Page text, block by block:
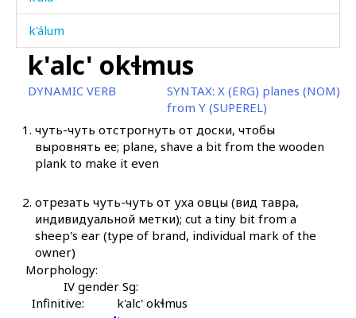
k'álum
k'álum bárči
k'án χirtːu
k'ánarakdu
k'ánnarak
k'ánχir
k'ápːuˤs
k'árk'i
k'ásːan as
k'alc' okɬmus
DYNAMIC VERB SYNTAX: X (ERG) planes (NOM)
from Y (SUPEREL)
1. чуть-чуть отстрогнуть от доски, чтобы
выровнять ее; plane, shave a bit from the wooden
plank to make it even
2. отрезать чуть-чуть от уха овцы (вид тавра,
индивидуальной метки); cut a tiny bit from a
sheep's ear (type of brand, individual mark of the
owner)
Morphology:
IV gender Sg:
Infinitive:
k'alc' okɬmus